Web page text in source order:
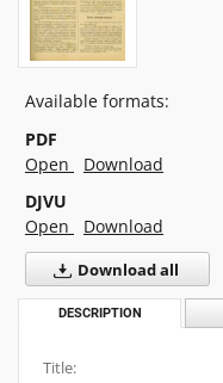
Available formats:
PDF
Open
Download
DJVU
Open
Download
Download all
DESCRIPTION
Title: